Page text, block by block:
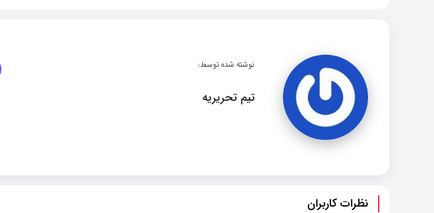
نوشته شده توسط:
تیم تحریریه
نظرات کاربران